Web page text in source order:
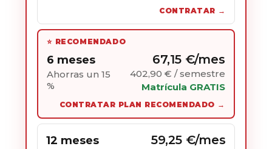
CONTRATAR →
⭐ RECOMENDADO
6 meses
Ahorras un 15
%
67,15 €/mes
402,90 € / semestre
Matrícula GRATIS
CONTRATAR PLAN RECOMENDADO →
12 meses 59,25 €/mes